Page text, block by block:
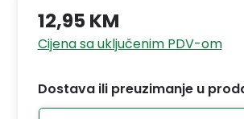
12,95 KM
Cijena sa uključenim PDV-om
Dostava ili preuzimanje u